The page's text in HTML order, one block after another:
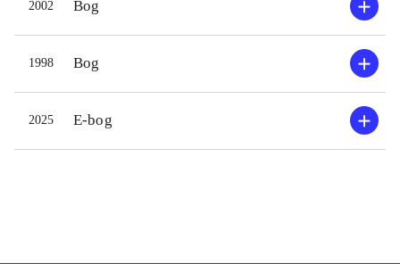
2002 Bog
1998 Bog
2025 E-bog